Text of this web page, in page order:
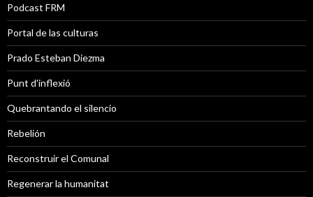
Podcast FRM
Portal de las culturas
Prado Esteban Diezma
Punt d'inflexió
Quebrantando el silencio
Rebelión
Reconstruir el Comunal
Regenerar la humanitat